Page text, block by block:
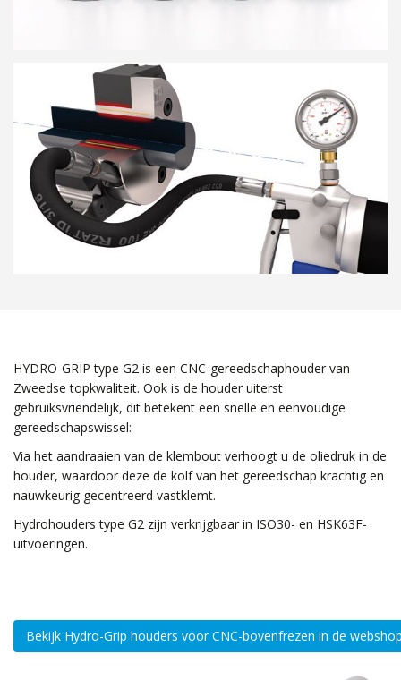
HYDRO-GRIP type G2 is een CNC-gereedschaphouder van
Zweedse topkwaliteit. Ook is de houder uiterst
gebruiksvriendelijk, dit betekent een snelle en eenvoudige
gereedschapswissel:
Via het aandraaien van de klembout verhoogt u de oliedruk in de
houder, waardoor deze de kolf van het gereedschap krachtig en
nauwkeurig gecentreerd vastklemt.
Hydrohouders type G2 zijn verkrijgbaar in ISO30- en HSK63F-
uitvoeringen.
Bekijk Hydro-Grip houders voor CNC-bovenfrezen in de